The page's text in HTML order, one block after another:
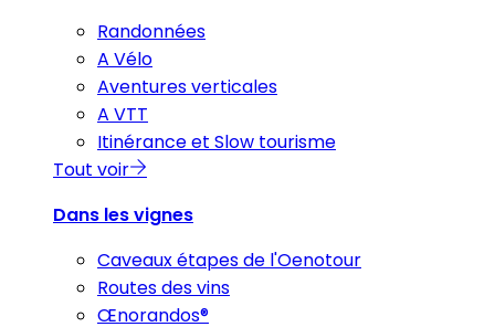
Randonnées
A Vélo
Aventures verticales
A VTT
Itinérance et Slow tourisme
Tout voir
Dans les vignes
Caveaux étapes de l'Oenotour
Routes des vins
Œnorandos®